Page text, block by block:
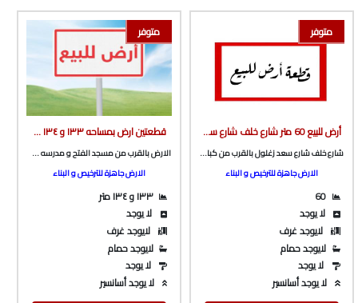
متوفر
أرض للبيع 60 متر شارع خلف شارع سعد زغلول بالقرب من كباب الجميل الجديد من الوسيط العقارية بشبين الكوم
شارع خلف شارع سعد زغلول بالقرب من كباب الجميل الجديد
الارض جاهزة للترخيص و البناء
60
لا يوجد
لايوجد غرف
لايوجد حمام
لا يوجد
لا يوجد أسانسير
متوفر
قطعتين ارض بمساحه ١٣٣ و ١٣٤ متر صافي مباني بالقرب من مسجد الفتح و مدرسه صلاح خطاب من الوسيط العقارية بشبين الكوم
الارض بالقرب من مسجد الفتح و مدرسه صلاح خطاب و الملعب الخامسي بطريق ميت خاقان
الارض جاهزة للترخيص و البناء
١٣٣ و ١٣٤ متر
لا يوجد
لايوجد غرف
لايوجد حمام
لا يوجد
لا يوجد أسانسير